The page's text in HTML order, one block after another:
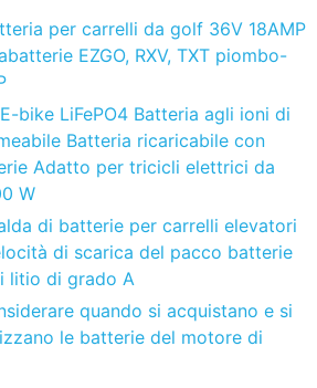
per carrelli da golf 36V 18AMP
EZGO, RXV, TXT piombo-
bike LiFePO4 Batteria agli ioni di
Batteria ricaricabile con
Adatto per tricicli elettrici da
W
di batterie per carrelli elevatori
di scarica del pacco batterie
litio di grado A
quando si acquistano e si
le batterie del motore di